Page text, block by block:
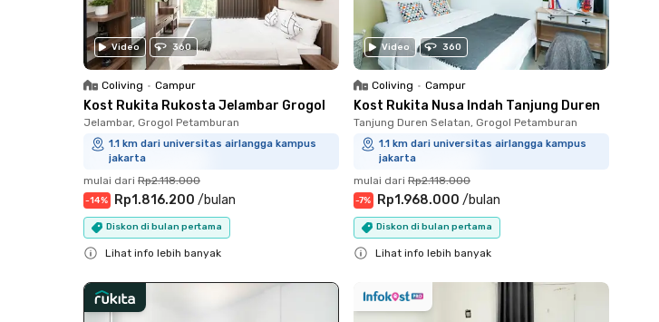
Video 360
Coliving • Campur
Kost Rukita Rukosta Jelambar Grogol
Jelambar, Grogol Petamburan
1.1 km dari universitas airlangga kampus
jakarta
mulai dari Rp2.118.000
-14% Rp1.816.200 /bulan
Diskon di bulan pertama
Lihat info lebih banyak
Video 360
Coliving • Campur
Kost Rukita Nusa Indah Tanjung Duren
Tanjung Duren Selatan, Grogol Petamburan
1.1 km dari universitas airlangga kampus
jakarta
mulai dari Rp2.118.000
-7% Rp1.968.000 /bulan
Diskon di bulan pertama
Lihat info lebih banyak